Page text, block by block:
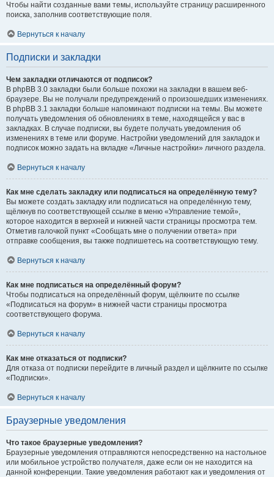
Чтобы найти созданные вами темы, используйте страницу расширенного
поиска, заполнив соответствующие поля.
Вернуться к началу
Подписки и закладки
Чем закладки отличаются от подписок?
В phpBB 3.0 закладки были больше похожи на закладки в вашем веб-
браузере. Вы не получали предупреждений о произошедших изменениях.
В phpBB 3.1 закладки больше напоминают подписки на темы. Вы можете
получать уведомления об обновлениях в теме, находящейся у вас в
закладках. В случае подписки, вы будете получать уведомления об
изменениях в теме или форуме. Настройки уведомлений для закладок и
подписок можно задать на вкладке «Личные настройки» личного раздела.
Вернуться к началу
Как мне сделать закладку или подписаться на определённую тему?
Вы можете создать закладку или подписаться на определённую тему,
щёлкнув по соответствующей ссылке в меню «Управление темой»,
которое находится в верхней и нижней части страницы просмотра тем.
Отметив галочкой пункт «Сообщать мне о получении ответа» при
отправке сообщения, вы также подпишетесь на соответствующую тему.
Вернуться к началу
Как мне подписаться на определённый форум?
Чтобы подписаться на определённый форум, щёлкните по ссылке
«Подписаться на форум» в нижней части страницы просмотра
соответствующего форума.
Вернуться к началу
Как мне отказаться от подписки?
Для отказа от подписки перейдите в личный раздел и щёлкните по ссылке
«Подписки».
Вернуться к началу
Браузерные уведомления
Что такое браузерные уведомления?
Браузерные уведомления отправляются непосредственно на настольное
или мобильное устройство получателя, даже если он не находится на
данной конференции. Такие уведомления работают как и уведомления от